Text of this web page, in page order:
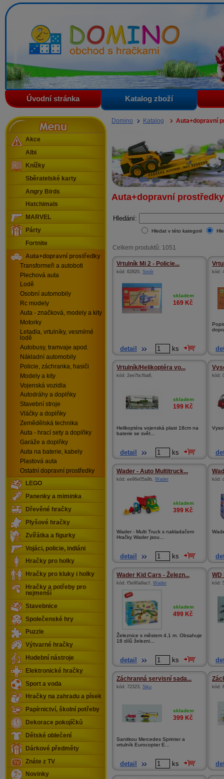
Domino - obchod s hračkami
Úvodní stránka Katalog zboží
Domino Katalog Auta+dopravní
Auta+dopravní prostředky
Hledání:
Hledat v této kategorii
Celkem produktů: 1051
Vrtulník Mi 2 - Policie...
kód: 62820, Směr
skladem
169 Kč
detail ks
kód:
Vrtulník/Helikoptéra vo...
kód: 2ee7bcfba8,
skladem
199 Kč
Helikoptéra vojenská plast 18cm na
baterie se svět...
detail ks
kód:
Wader - Auto Multitruck...
kód: ee96e05a9b, Wader
skladem
399 Kč
Wader - Multi Truck s nakladačem
Hračky Wader jsou...
detail ks
kód:
Wader Kid Cars - Železn...
kód: f5e90a9acf, Wader
skladem
499 Kč
Železnice s městem 4,1 m. Obsahuje
18 dílů železni...
detail ks
WD
kód:
Záchranná servisní sada...
kód: 72323, Siku
skladem
399 Kč
Sanitkou Mercedes Sprinter a
vrtulník Eurocopter E...
detail ks
kód:
Menu
Akce
Albi
Knížky
Sběratelské karty
Angry Birds
Hatchimals
MARVEL
Párty
Fortnite
Auta+dopravní prostředky
Transformeři a autoboti
Plechová auta
Lodě
Osobní automobily
Rc modely
Auta - značková, modely a kity
Motorky
Letadla, vrtulníky, vesmírné
lodě
Autobusy, tramvaje apod.
Nákladní automobily
Policie, záchranka, hasiči
Modely a kity
Vojenská vozidla
Autodráhy a doplňky
Stavební stroje
Vláčky a doplňky
Zemědělská technika
Auta - hrací sety a doplňky
Garáže a doplňky
Auta na baterie, kabely
Plastová auta
Ostatní dopravní prostředky
LEGO
Panenky a miminka
Dřevěné hračky
Plyšové hračky
Zvířátka a figurky
Vojáci, policie, indiáni
Hračky pro holky
Hračky pro kluky i holky
Hračky a potřeby pro
nejmenší
Stavebnice
Společenské hry
Puzzle
Výtvarné hračky
Hudební nástroje
Elektronické hračky
Sport a voda
Hračky na zahradu a písek
Papírnictví, školní potřeby
Dekorace pokojíčků
Dětské oblečení
Dárkové předměty
Znáte z TV
Novinky